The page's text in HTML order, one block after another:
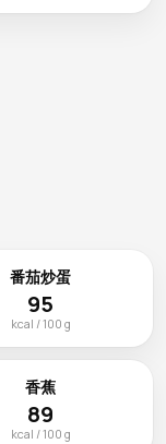
番茄炒蛋
95
kcal / 100 g
香蕉
89
kcal / 100 g